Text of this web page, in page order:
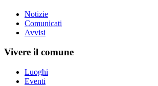
Notizie
Comunicati
Avvisi
Vivere il comune
Luoghi
Eventi